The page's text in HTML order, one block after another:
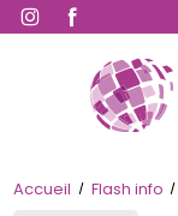
Accueil Flash info